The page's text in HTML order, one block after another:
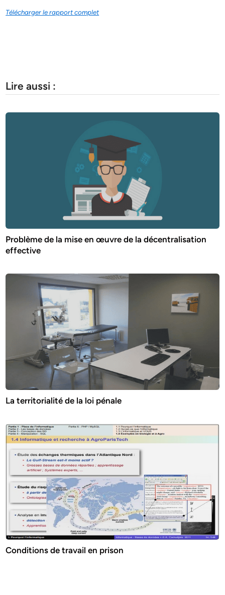
Télécharger le rapport complet
Lire aussi :
Problème de la mise en œuvre de la décentralisation
effective
La territorialité de la loi pénale
Conditions de travail en prison